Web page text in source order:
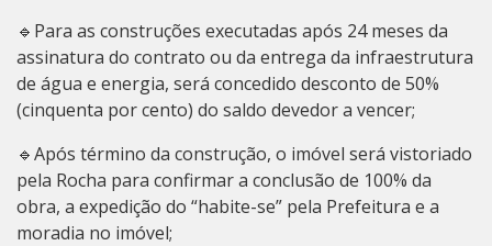
🔹Para as construções executadas após 24 meses da
assinatura do contrato ou da entrega da infraestrutura
de água e energia, será concedido desconto de 50%
(cinquenta por cento) do saldo devedor a vencer;
🔹Após término da construção, o imóvel será vistoriado
pela Rocha para confirmar a conclusão de 100% da
obra, a expedição do “habite-se” pela Prefeitura e a
moradia no imóvel;